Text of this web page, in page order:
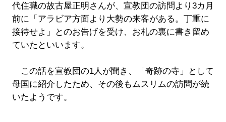
代住職の故古屋正明さんが、宣教団の訪問より3カ月
前に「アラビア方面より大勢の来客がある。丁重に
接待せよ」とのお告げを受け、お札の裏に書き留め
ていたといいます。
この話を宣教団の1人が聞き、「奇跡の寺」として
母国に紹介したため、その後もムスリムの訪問が続
いたようです。